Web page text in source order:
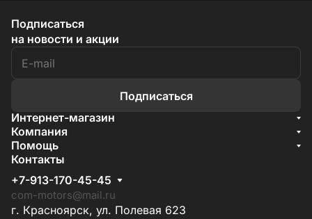
Подписаться
на новости и акции
Подписаться
Интернет-магазин
Акции
Бренды
Компания
О компании
Документы
Условия поставки
Отзывы
Помощь
Условия доставки
Способы оплаты
Гарантия на товар
Контакты
+7-913-170-45-45
com-motors@mail.ru
г. Красноярск, ул. Полевая 623